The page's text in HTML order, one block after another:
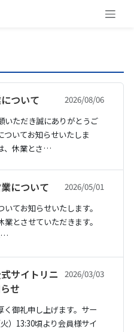
ついて
2026/08/06
いただき誠にありがとうご
ついてお知らせいたしま
、休業とさ…
について
2026/05/01
てお知らせいたします。
とさせていただきます。
…
サイトリニ
せ
2026/03/03
御礼申し上げます。サー
）13:30頃より会員様サイ